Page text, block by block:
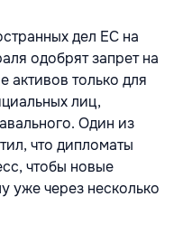
дел ЕС на
одобрят запрет на
активов только для
лиц,
Один из
что дипломаты
чтобы новые
уже через несколько